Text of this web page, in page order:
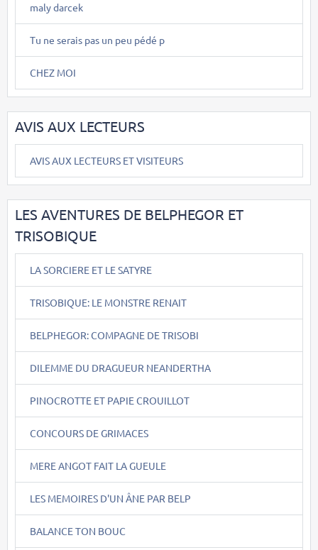
maly darcek
Tu ne serais pas un peu pédé p
CHEZ MOI
AVIS AUX LECTEURS
AVIS AUX LECTEURS ET VISITEURS
LES AVENTURES DE BELPHEGOR ET
TRISOBIQUE
LA SORCIERE ET LE SATYRE
TRISOBIQUE: LE MONSTRE RENAIT
BELPHEGOR: COMPAGNE DE TRISOBI
DILEMME DU DRAGUEUR NEANDERTHA
PINOCROTTE ET PAPIE CROUILLOT
CONCOURS DE GRIMACES
MERE ANGOT FAIT LA GUEULE
LES MEMOIRES D'UN ÂNE PAR BELP
BALANCE TON BOUC